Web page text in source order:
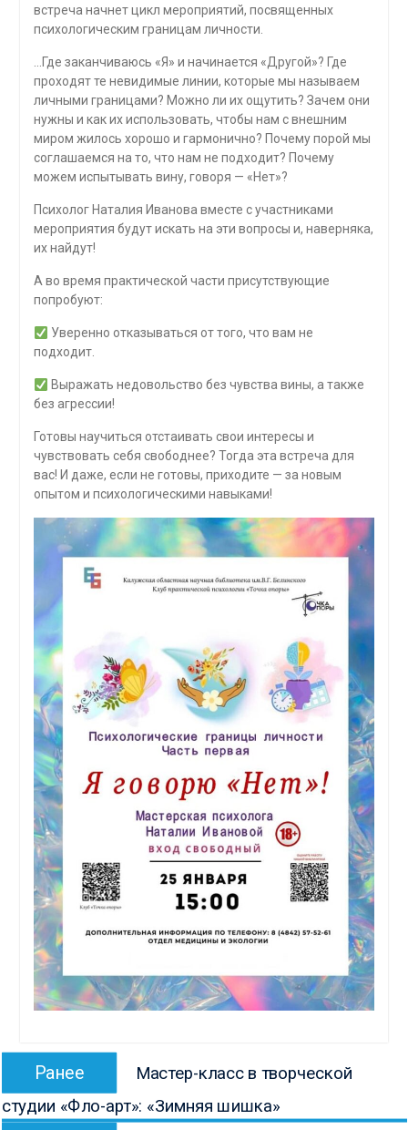
встреча начнет цикл мероприятий, посвященных
психологическим границам личности.
…Где заканчиваюсь «Я» и начинается «Другой»? Где
проходят те невидимые линии, которые мы называем
личными границами? Можно ли их ощутить? Зачем они
нужны и как их использовать, чтобы нам с внешним
миром жилось хорошо и гармонично? Почему порой мы
соглашаемся на то, что нам не подходит? Почему
можем испытывать вину, говоря — «Нет»?
Психолог Наталия Иванова вместе с участниками
мероприятия будут искать на эти вопросы и, наверняка,
их найдут!
А во время практической части присутствующие
попробуют:
Уверенно отказываться от того, что вам не
подходит.
Выражать недовольство без чувства вины, а также
без агрессии!
Готовы научиться отстаивать свои интересы и
чувствовать себя свободнее? Тогда эта встреча для
вас! И даже, если не готовы, приходите — за новым
опытом и психологическими навыками!
Навигация
записям
Ранее Предыдущая
запись:
Мастер-класс в творческой
студии «Фло-арт»: «Зимняя шишка»